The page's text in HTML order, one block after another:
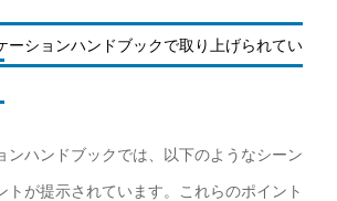
ーションハンドブックで取り上げられてい
ハンドブックでは、以下のようなシーン
トが提示されています。これらのポイント